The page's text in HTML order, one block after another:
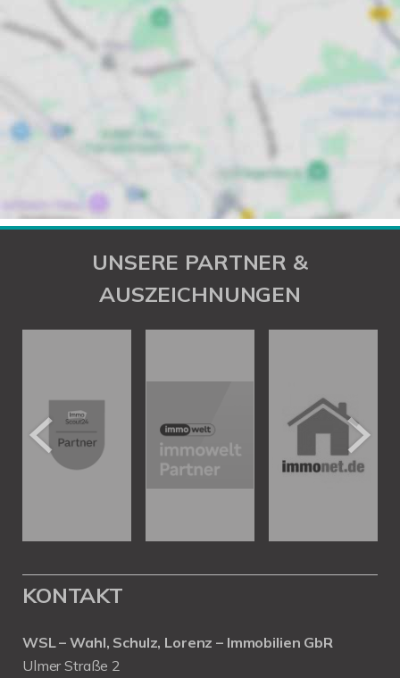
UNSERE PARTNER &
AUSZEICHNUNGEN
KONTAKT
WSL – Wahl, Schulz, Lorenz – Immobilien GbR
Ulmer Straße 2